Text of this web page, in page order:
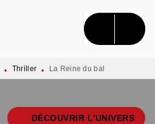
CONTENU
• Thriller • La Reine du bal
DÉCOUVRIR L'UNIVERS